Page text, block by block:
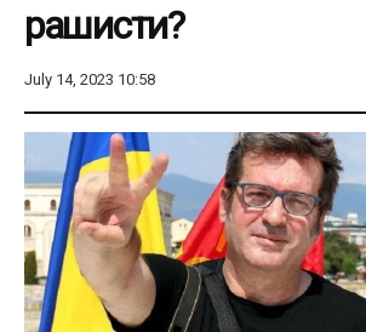
рашисти?
July 14, 2023 10:58